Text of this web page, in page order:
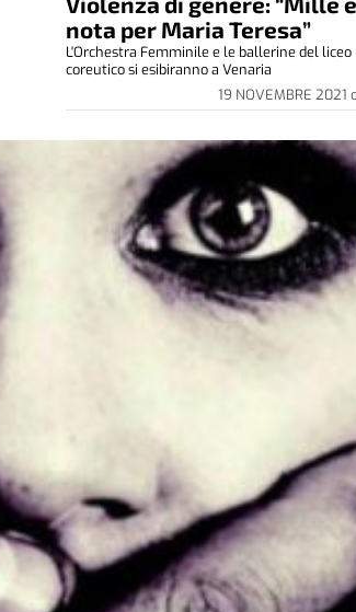
nota per Maria Teresa”
19 NOVEMBRE 2021
L'Orchestra Femminile e le ballerine del liceo
coreutico si esibiranno a Venaria